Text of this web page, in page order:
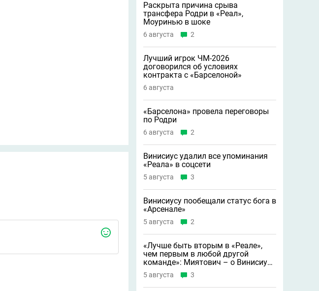
Раскрыта причина срыва
трансфера Родри в «Реал»,
Моуринью в шоке
6 августа 2
Лучший игрок ЧМ-2026
договорился об условиях
контракта с «Барселоной»
6 августа
«Барселона» провела переговоры
по Родри
6 августа 2
Винисиус удалил все упоминания
«Реала» в соцсети
5 августа 3
Винисиусу пообещали статус бога в
«Арсенале»
5 августа 2
«Лучше быть вторым в «Реале»,
чем первым в любой другой
команде»: Миятович – о Винисиусе
в «Арсенале»
5 августа 3